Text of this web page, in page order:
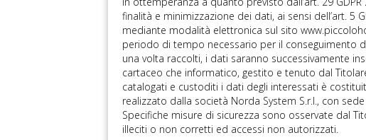
finalità e minimizzazione dei dati, ai sensi dell’art. 5
mediante modalità elettronica sul sito
periodo di tempo necessario per il conseguimento
una volta raccolti, i dati saranno successivamente
cartaceo che informatico, gestito e tenuto dal
catalogati e custoditi i dati degli interessati è
realizzato dalla società Norda System S.r.l., con
Specifiche misure di sicurezza sono osservate dal
illeciti o non corretti ed accessi non autorizzati.